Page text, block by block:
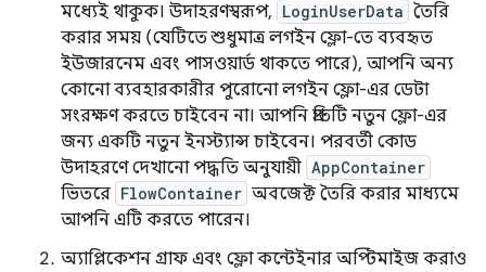
মধ্যেই থাকুক। উদাহরণস্বরূপ, LoginUserData তৈরি
করার সময় (যেটিতে শুধুমাত্র লগইন ফ্লো-তে ব্যবহৃত
ইউজারনেম এবং পাসওয়ার্ড থাকতে পারে), আপনি অন্য
কোনো ব্যবহারকারীর পুরোনো লগইন ফ্লো-এর ডেটা
সংরক্ষণ করতে চাইবেন না। আপনি প্রতিটি নতুন ফ্লো-এর
জন্য একটি নতুন ইনস্ট্যান্স চাইবেন। পরবর্তী কোড
উদাহরণে দেখানো পদ্ধতি অনুযায়ী AppContainer
ভিতরে FlowContainer অবজেক্ট তৈরি করার মাধ্যমে
আপনি এটি করতে পারেন।
অ্যাপ্লিকেশন গ্রাফ এবং ফ্লো কন্টেইনার অপ্টিমাইজ করাও